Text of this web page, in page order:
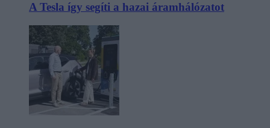
A Tesla így segíti a hazai áramhálózatot